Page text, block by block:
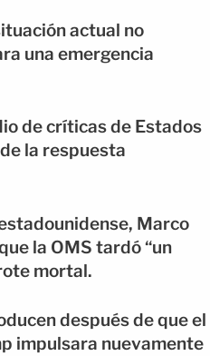
actual no
una emergencia
de críticas de Estados
la respuesta
Marco
la OMS tardó “un
mortal.
después de que el
impulsara nuevamente